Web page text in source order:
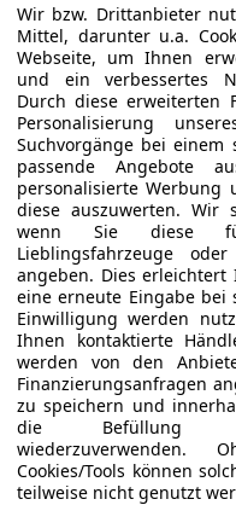
Wir bzw. Drittanbieter
Mittel, darunter u.a.
Webseite, um Ihnen
und ein verbessertes
Durch diese erweiterten
Personalisierung
Suchvorgänge bei einem
passende Angebote
personalisierte Werbung
diese auszuwerten. Wir
wenn Sie diese für
Lieblingsfahrzeuge
angeben. Dies
eine erneute Eingabe
Einwilligung werden
Ihnen kontaktierte
werden von den
Finanzierungsanfragen
zu speichern und
die Befüllung
wiederzuverwenden.
Cookies/Tools können
teilweise nicht genutzt